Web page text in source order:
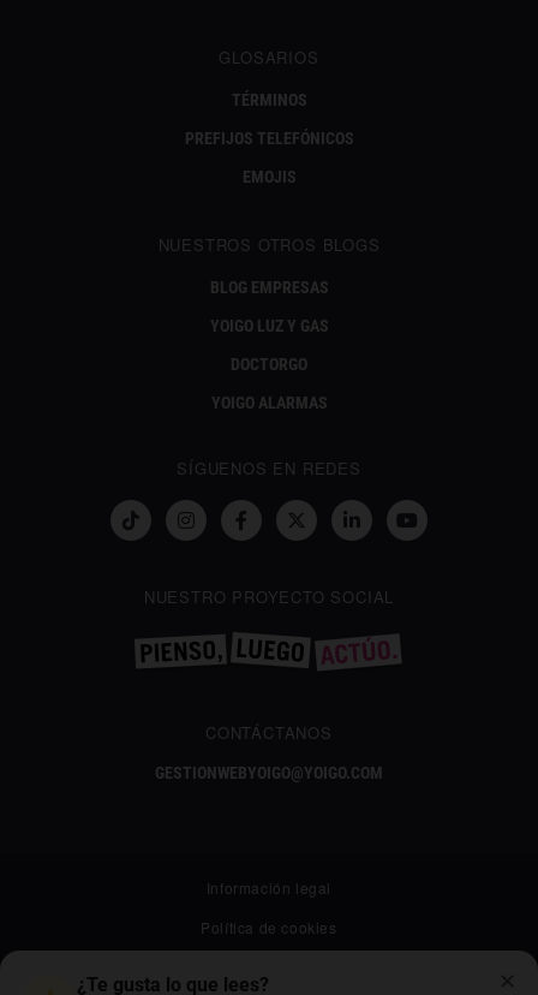
GLOSARIOS
TÉRMINOS
PREFIJOS TELEFÓNICOS
EMOJIS
NUESTROS OTROS BLOGS
BLOG EMPRESAS
YOIGO LUZ Y GAS
DOCTORGO
YOIGO ALARMAS
SÍGUENOS EN REDES
NUESTRO PROYECTO SOCIAL
CONTÁCTANOS
GESTIONWEBYOIGO@YOIGO.COM
Información legal
Política de cookies
¿Te gusta lo que lees?